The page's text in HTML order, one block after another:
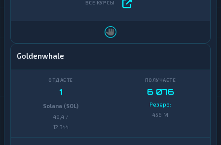
Goldenwhale
1
Solana (SOL)
49,4 /
12 344
6 076
Резерв:
456 M